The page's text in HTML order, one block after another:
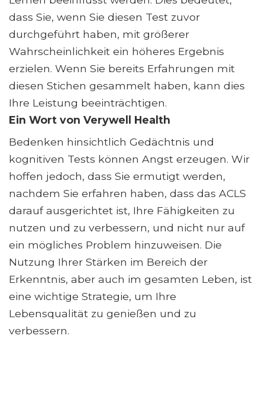
dass Sie, wenn Sie diesen Test zuvor
durchgeführt haben, mit größerer
Wahrscheinlichkeit ein höheres Ergebnis
erzielen. Wenn Sie bereits Erfahrungen mit
diesen Stichen gesammelt haben, kann dies
Ihre Leistung beeinträchtigen.
Ein Wort von Verywell Health
Bedenken hinsichtlich Gedächtnis und
kognitiven Tests können Angst erzeugen. Wir
hoffen jedoch, dass Sie ermutigt werden,
nachdem Sie erfahren haben, dass das ACLS
darauf ausgerichtet ist, Ihre Fähigkeiten zu
nutzen und zu verbessern, und nicht nur auf
ein mögliches Problem hinzuweisen. Die
Nutzung Ihrer Stärken im Bereich der
Erkenntnis, aber auch im gesamten Leben, ist
eine wichtige Strategie, um Ihre
Lebensqualität zu genießen und zu
verbessern.